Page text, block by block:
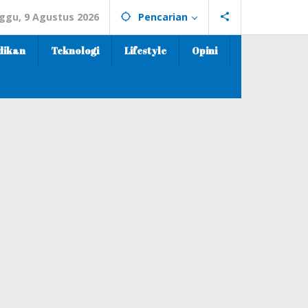
9 Agustus 2026 Pencarian
Teknologi Lifestyle Opini